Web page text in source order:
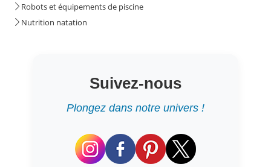
Robots et équipements de piscine
Nutrition natation
Suivez-nous
Plongez dans notre univers !